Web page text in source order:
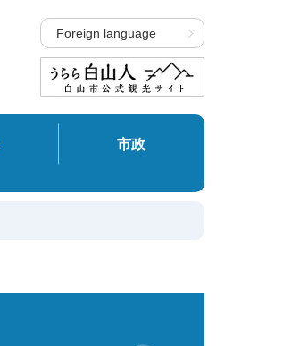
Foreign language
市政